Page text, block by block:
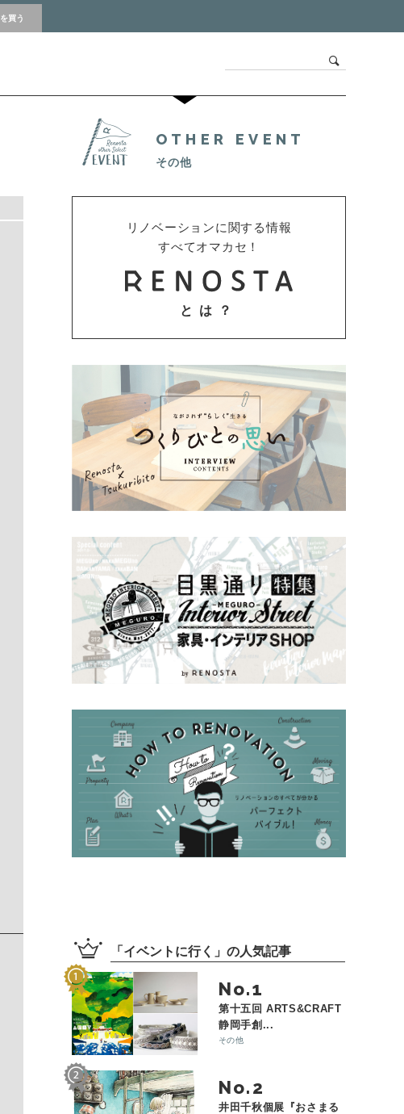
を買う
OTHER EVENT
その他
リノベーションに関する情報
すべてオマカセ！
とは？
「 イベントに行く 」の人気記事
No.
第十五回 ARTS&CRAFT
静岡手創...
その他
No.
井田千秋個展『おさまる